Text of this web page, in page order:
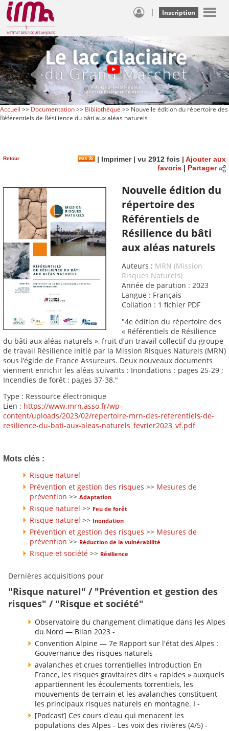
| Inscription
Accueil >> Documentation>> Bibliothèque >> Nouvelle édition du répertoire des
Référentiels de Résilience du bâti aux aléas naturels
Retour | Imprimer| vu 2912 fois | Ajouter aux
favoris| Partager
Nouvelle édition du
répertoire des
Référentiels de
Résilience du bâti
aux aléas naturels
Auteurs : MRN (Mission
Risques Naturels)
Année de parution : 2023
Langue : Français
Collation : 1 fichier PDF
"4e édition du répertoire des
« Référentiels de Résilience
du bâti aux aléas naturels », fruit d’un travail collectif du groupe
de travail Résilience initié par la Mission Risques Naturels (MRN)
sous l’égide de France Assureurs. Deux nouveaux documents
viennent enrichir les aléas suivants : Inondations : pages 25-29 ;
Incendies de forêt : pages 37-38."
Type : Ressource électronique
Lien : https://www.mrn.asso.fr/wp-
content/uploads/2023/02/repertoire-mrn-des-referentiels-de-
resilience-du-bati-aux-aleas-naturels_fevrier2023_vf.pdf
Mots clés :
Risque naturel
Prévention et gestion des risques >> Mesures de
prévention >> Adaptation
Risque naturel >> Feu de forêt
Risque naturel >> Inondation
Prévention et gestion des risques >> Mesures de
prévention >> Réduction de la vulnérabilité
Risque et société >> Résilience
Dernières acquisitions pour
"Risque naturel" / "Prévention et gestion des
risques" / "Risque et société"
Observatoire du changement climatique dans les Alpes
du Nord — Bilan 2023 -
Convention Alpine — 7e Rapport sur l'état des Alpes :
Gouvernance des risques naturels -
avalanches et crues torrentielles Introduction En
France, les risques gravitaires dits « rapides » auxquels
appartiennent les écoulements torrentiels, les
mouvements de terrain et les avalanches constituent
les principaux risques naturels en montagne. I -
[Podcast] Ces cours d'eau qui menacent les
populations des Alpes - Les voix des rivières (4/5) -